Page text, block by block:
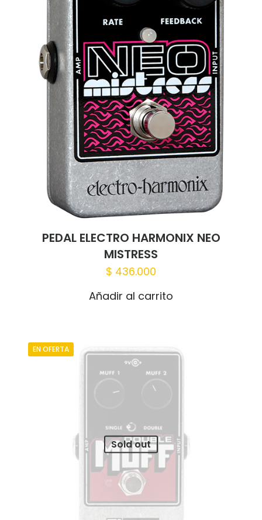
PEDAL ELECTRO HARMONIX NEO
MISTRESS
$ 436.000
Añadir al carrito
EN OFERTA
Sold out